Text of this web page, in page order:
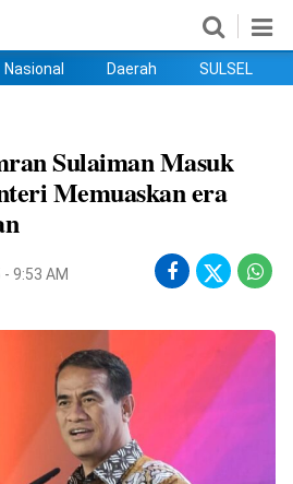
Nasional Daerah SULSEL
Sulaiman Masuk
Memuaskan era
9:53 AM